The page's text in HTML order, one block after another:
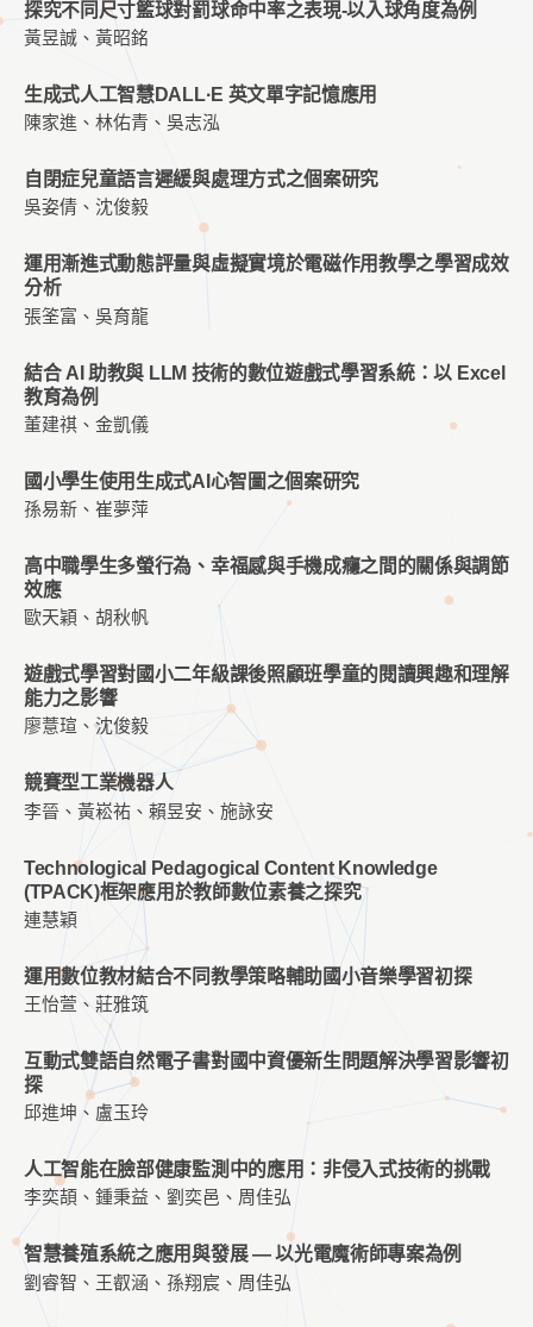
探究不同尺寸籃球對罰球命中率之表現-以入球角度為例
黃昱誠、黃昭銘
生成式人工智慧DALL·E 英文單字記憶應用
陳家進、林佑青、吳志泓
自閉症兒童語言遲緩與處理方式之個案研究
吳姿倩、沈俊毅
運用漸進式動態評量與虛擬實境於電磁作用教學之學習成效
分析
張筌富、吳育龍
結合 AI 助教與 LLM 技術的數位遊戲式學習系統：以 Excel
教育為例
董建祺、金凱儀
國小學生使用生成式AI心智圖之個案研究
孫易新、崔夢萍
高中職學生多螢行為、幸福感與手機成癮之間的關係與調節
效應
歐天穎、胡秋帆
遊戲式學習對國小二年級課後照顧班學童的閱讀興趣和理解
能力之影響
廖薏瑄、沈俊毅
競賽型工業機器人
李晉、黃崧祐、賴昱安、施詠安
Technological Pedagogical Content Knowledge
(TPACK)框架應用於教師數位素養之探究
連慧穎
運用數位教材結合不同教學策略輔助國小音樂學習初探
王怡萱、莊雅筑
互動式雙語自然電子書對國中資優新生問題解決學習影響初
探
邱進坤、盧玉玲
人工智能在臉部健康監測中的應用：非侵入式技術的挑戰
李奕頡、鍾秉益、劉奕邑、周佳弘
智慧養殖系統之應用與發展 — 以光電魔術師專案為例
劉睿智、王叡涵、孫翔宸、周佳弘